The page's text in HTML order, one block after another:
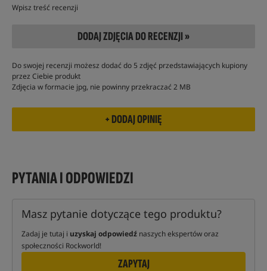
Wpisz treść recenzji
DODAJ ZDJĘCIA DO RECENZJI »
Do swojej recenzji możesz dodać do 5 zdjęć przedstawiających kupiony
przez Ciebie produkt
Zdjęcia w formacie jpg, nie powinny przekraczać 2 MB
PYTANIA I ODPOWIEDZI
Masz pytanie dotyczące tego produktu?
Zadaj je tutaj i uzyskaj odpowiedź naszych ekspertów oraz
społeczności Rockworld!
ZAPYTAJ